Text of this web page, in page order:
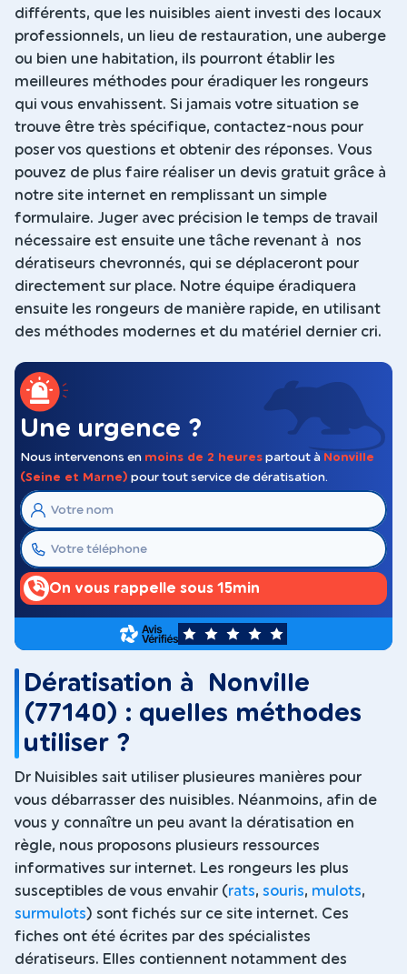
différents, que les nuisibles aient investi des locaux
professionnels, un lieu de restauration, une auberge
ou bien une habitation, ils pourront établir les
meilleures méthodes pour éradiquer les rongeurs
qui vous envahissent. Si jamais votre situation se
trouve être très spécifique, contactez-nous pour
poser vos questions et obtenir des réponses. Vous
pouvez de plus faire réaliser un devis gratuit grâce à
notre site internet en remplissant un simple
formulaire. Juger avec précision le temps de travail
nécessaire est ensuite une tâche revenant à nos
dératiseurs chevronnés, qui se déplaceront pour
directement sur place. Notre équipe éradiquera
ensuite les rongeurs de manière rapide, en utilisant
des méthodes modernes et du matériel dernier cri.
Une urgence ?
Nous intervenons en moins de 2 heures partout à Nonville
(Seine et Marne) pour tout service de dératisation.
On vous rappelle sous 15min
5
Dératisation à Nonville
(77140) : quelles méthodes
utiliser ?
Dr Nuisibles sait utiliser plusieures manières pour
vous débarrasser des nuisibles. Néanmoins, afin de
vous y connaître un peu avant la dératisation en
règle, nous proposons plusieurs ressources
informatives sur internet. Les rongeurs les plus
susceptibles de vous envahir (rats, souris, mulots,
surmulots) sont fichés sur ce site internet. Ces
fiches ont été écrites par des spécialistes
dératiseurs. Elles contiennent notamment des